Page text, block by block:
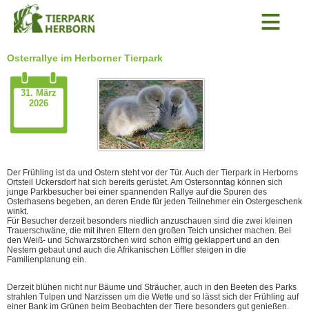
≡
Osterrallye im Herborner Tierpark
31. März
2026
Der Frühling ist da und Ostern steht vor der Tür. Auch der Tierpark in Herborns
Ortsteil Uckersdorf hat sich bereits gerüstet. Am Ostersonntag können sich
junge Parkbesucher bei einer spannenden Rallye auf die Spuren des
Osterhasens begeben, an deren Ende für jeden Teilnehmer ein Ostergeschenk
winkt.
Für Besucher derzeit besonders niedlich anzuschauen sind die zwei kleinen
Trauerschwäne, die mit ihren Eltern den großen Teich unsicher machen. Bei
den Weiß- und Schwarzstörchen wird schon eifrig geklappert und an den
Nestern gebaut und auch die Afrikanischen Löffler steigen in die
Familienplanung ein.
Derzeit blühen nicht nur Bäume und Sträucher, auch in den Beeten des Parks
strahlen Tulpen und Narzissen um die Wette und so lässt sich der Frühling auf
einer Bank im Grünen beim Beobachten der Tiere besonders gut genießen.